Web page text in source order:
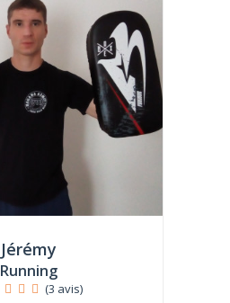
Jérémy
Running
(3 avis)